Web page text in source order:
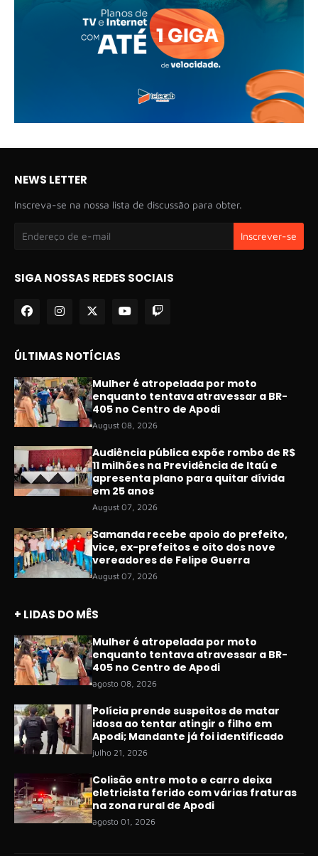
NEWS LETTER
Inscreva-se na nossa lista de discussão para obter.
SIGA NOSSAS REDES SOCIAIS
ÚLTIMAS NOTÍCIAS
Mulher é atropelada por moto
enquanto tentava atravessar a BR-
405 no Centro de Apodi
August 08, 2026
Audiência pública expõe rombo de R$
11 milhões na Previdência de Itaú e
apresenta plano para quitar dívida
em 25 anos
August 07, 2026
Samanda recebe apoio do prefeito,
vice, ex-prefeitos e oito dos nove
vereadores de Felipe Guerra
August 07, 2026
+ LIDAS DO MÊS
Mulher é atropelada por moto
enquanto tentava atravessar a BR-
405 no Centro de Apodi
agosto 08, 2026
Polícia prende suspeitos de matar
idosa ao tentar atingir o filho em
Apodi; Mandante já foi identificado
julho 21, 2026
Colisão entre moto e carro deixa
eletricista ferido com várias fraturas
na zona rural de Apodi
agosto 01, 2026